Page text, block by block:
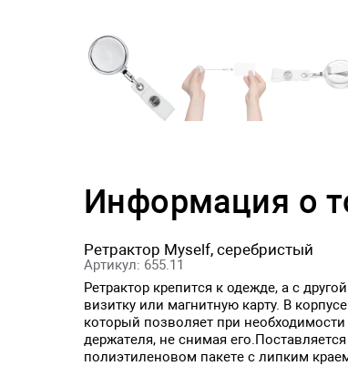
Информация о
Ретрактор Myself, серебристый
Артикул: 655.11
Ретрактор крепится к одежде, а с
визитку или магнитную карту. В
который позволяет при
держателя, не снимая
полиэтиленовом пакете с липким